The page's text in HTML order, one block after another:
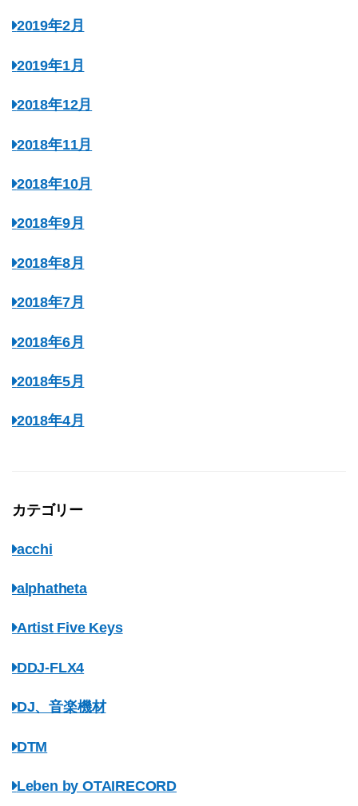
2019年2月
2019年1月
2018年12月
2018年11月
2018年10月
2018年9月
2018年8月
2018年7月
2018年6月
2018年5月
2018年4月
カテゴリー
acchi
alphatheta
Artist Five Keys
DDJ-FLX4
DJ、音楽機材
DTM
Leben by OTAIRECORD